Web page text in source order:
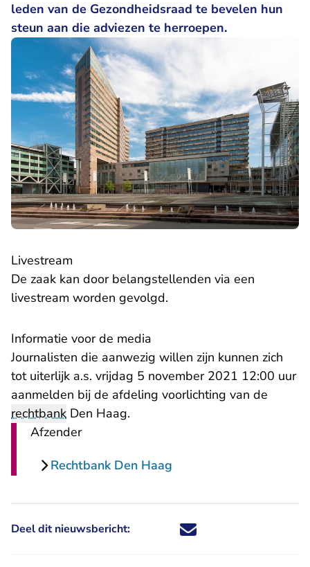
leden van de Gezondheidsraad te bevelen hun
steun aan die adviezen te herroepen.
Livestream
De zaak kan door belangstellenden via een
livestream worden gevolgd.
Informatie voor de media
Journalisten die aanwezig willen zijn kunnen zich
tot uiterlijk a.s. vrijdag 5 november 2021 12:00 uur
aanmelden bij de afdeling voorlichting van de
rechtbank Den Haag.
Afzender
Rechtbank Den Haag
Deel dit nieuwsbericht: Deel dit nieuwsbericht via X -
Deel dit nieuwsbericht via
Deel dit nieuwsbericht
Deel dit